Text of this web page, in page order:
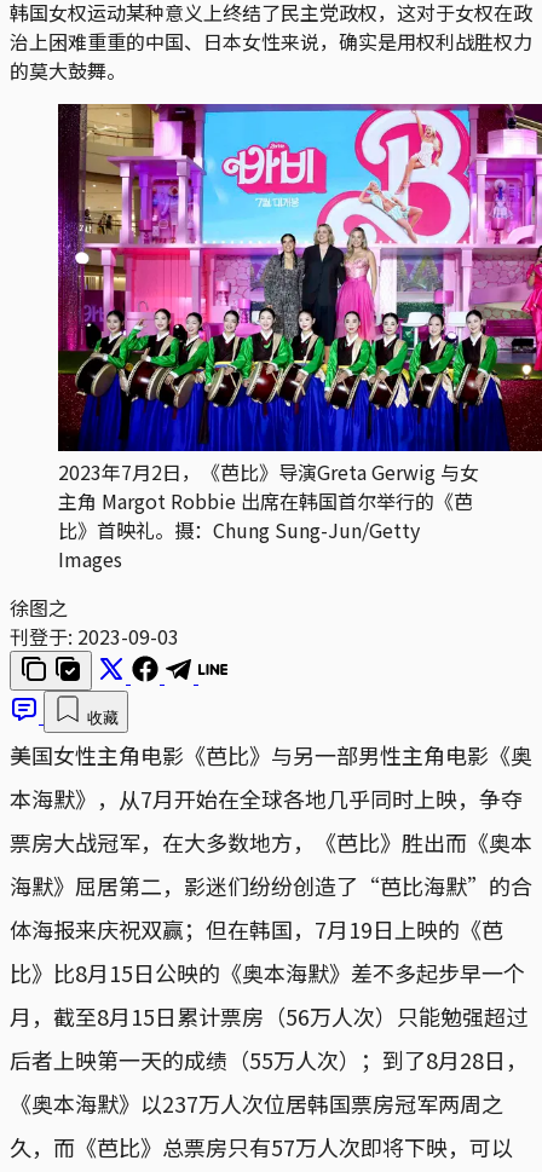
韩国女权运动某种意义上终结了民主党政权，这对于女权在政
治上困难重重的中国、日本女性来说，确实是用权利战胜权力
的莫大鼓舞。
2023年7月2日，《芭比》导演Greta Gerwig 与女
主角 Margot Robbie 出席在韩国首尔举行的《芭
比》首映礼。摄：Chung Sung-Jun/Getty
Images
徐图之
刊登于: 2023-09-03
收藏
美国女性主角电影《芭比》与另一部男性主角电影《奥
本海默》，从7月开始在全球各地几乎同时上映，争夺
票房大战冠军，在大多数地方，《芭比》胜出而《奥本
海默》屈居第二，影迷们纷纷创造了“芭比海默”的合
体海报来庆祝双赢；但在韩国，7月19日上映的《芭
比》比8月15日公映的《奥本海默》差不多起步早一个
月，截至8月15日累计票房（56万人次）只能勉强超过
后者上映第一天的成绩（55万人次）；到了8月28日，
《奥本海默》以237万人次位居韩国票房冠军两周之
久，而《芭比》总票房只有57万人次即将下映，可以